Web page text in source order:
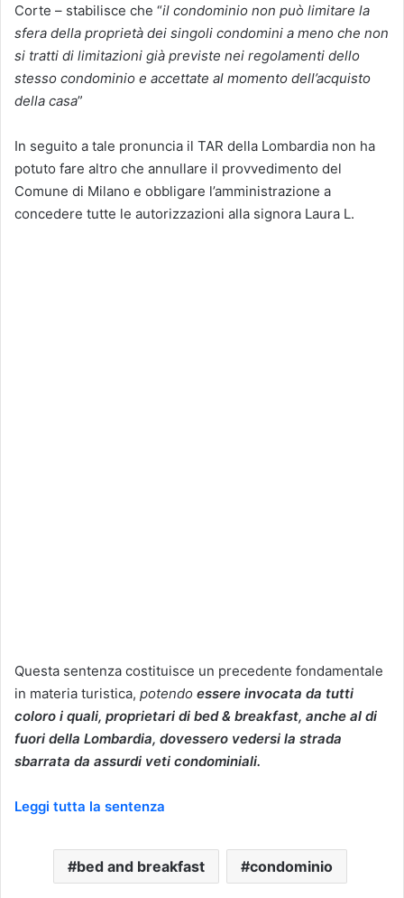
Corte – stabilisce che “il condominio non può limitare la
sfera della proprietà dei singoli condomini a meno che non
si tratti di limitazioni già previste nei regolamenti dello
stesso condominio e accettate al momento dell’acquisto
della casa”
In seguito a tale pronuncia il TAR della Lombardia non ha
potuto fare altro che annullare il provvedimento del
Comune di Milano e obbligare l’amministrazione a
concedere tutte le autorizzazioni alla signora Laura L.
Questa sentenza costituisce un precedente fondamentale
in materia turistica, potendo essere invocata da tutti
coloro i quali, proprietari di bed & breakfast, anche al di
fuori della Lombardia, dovessero vedersi la strada
sbarrata da assurdi veti condominiali.
Leggi tutta la sentenza
bed and breakfast condominio